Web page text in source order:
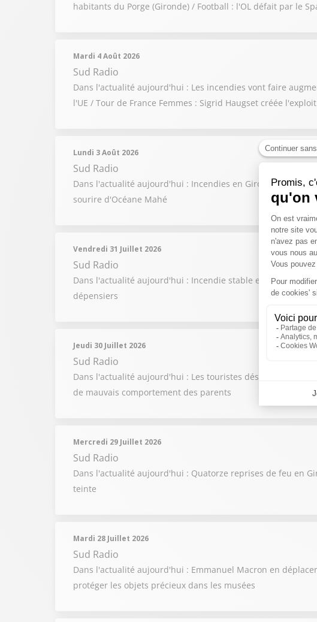
habitants du Porge (Gironde) / Football : l'OL défait par le
Mardi 4 Août 2026
Sud Radio
Dans l'actualité aujourd'hui : Les incendies vont faire
l'UE / Tour de France Femmes : Sigrid Haugset créée l'exploit
Lundi 3 Août 2026
Sud Radio
Dans l'actualité aujourd'hui : Incendies en Gironde, dans
sourire d'Océane Mahé
Vendredi 31 Juillet 2026
Sud Radio
Dans l'actualité aujourd'hui : Incendie stable en Gironde /
dépensiers
Jeudi 30 Juillet 2026
Sud Radio
Dans l'actualité aujourd'hui : Les touristes désertent la
de mauvais comportement des parents
Mercredi 29 Juillet 2026
Sud Radio
Dans l'actualité aujourd'hui : Quatorze reprises de feu en
teinte
Mardi 28 Juillet 2026
Sud Radio
Dans l'actualité aujourd'hui : Emmanuel Macron en
protéger les objets précieux dans les musées